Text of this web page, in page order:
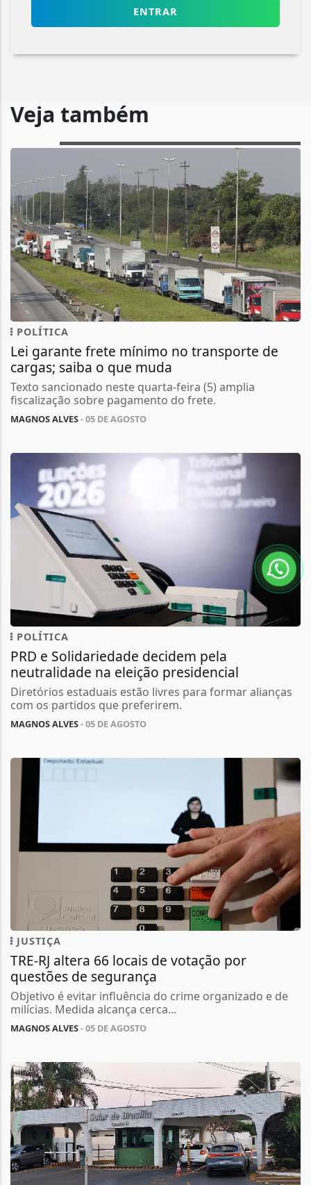
ENTRAR
Veja também
POLÍTICA
Lei garante frete mínimo no transporte de
cargas; saiba o que muda
Texto sancionado neste quarta-feira (5) amplia
fiscalização sobre pagamento do frete.
MAGNOS ALVES- 05 DE AGOSTO
POLÍTICA
PRD e Solidariedade decidem pela
neutralidade na eleição presidencial
Diretórios estaduais estão livres para formar alianças
com os partidos que preferirem.
MAGNOS ALVES- 05 DE AGOSTO
JUSTIÇA
TRE-RJ altera 66 locais de votação por
questões de segurança
Objetivo é evitar influência do crime organizado e de
milícias. Medida alcança cerca...
MAGNOS ALVES- 05 DE AGOSTO